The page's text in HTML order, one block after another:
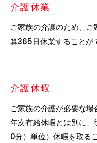
介護休業
ご家族の介護のため、
算365日休業することが
介護休暇
ご家族の介護が必要な場
年次有給休暇とは別に、
0分）単位）休暇を取る